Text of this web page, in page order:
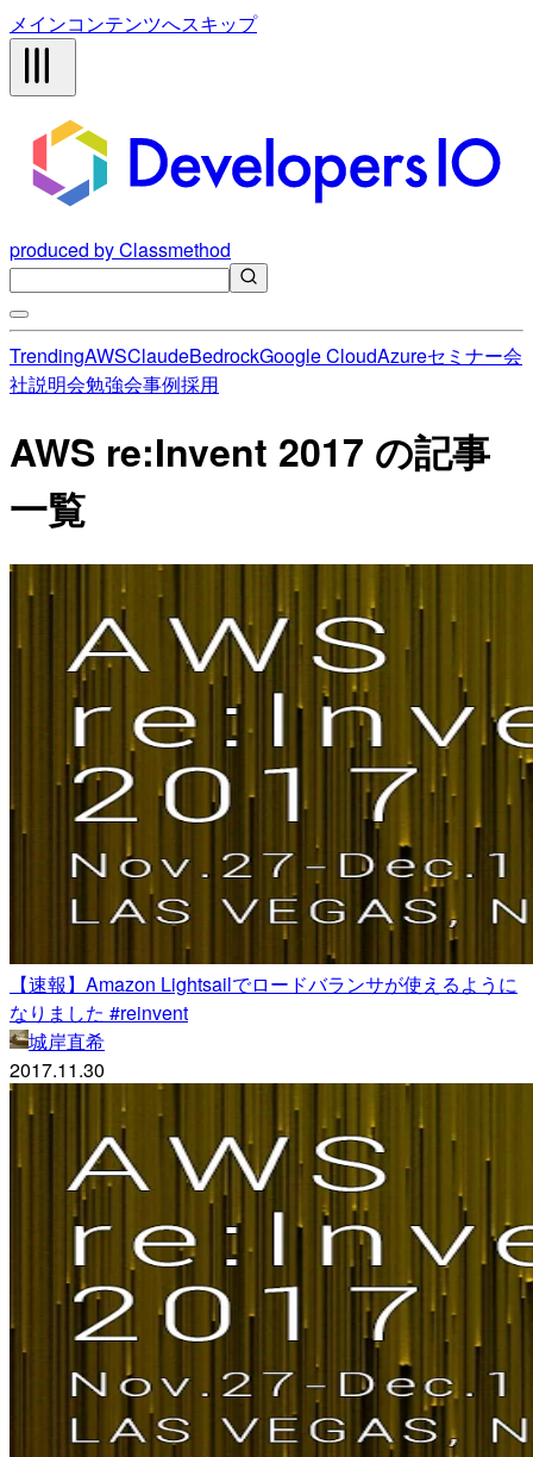
メインコンテンツへスキップ
produced by Classmethod
TrendingAWSClaudeBedrockGoogle CloudAzureセミナー会
社説明会勉強会事例採用
AWS re:Invent 2017 の記事
一覧
【速報】Amazon Lightsailでロードバランサが使えるように
なりました #reinvent
城岸直希
2017.11.30